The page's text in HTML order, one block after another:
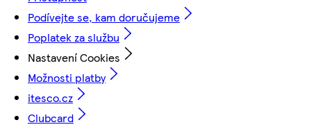
Podívejte se, kam doručujeme
Poplatek za službu
Nastavení Cookies
Možnosti platby
itesco.cz
Clubcard